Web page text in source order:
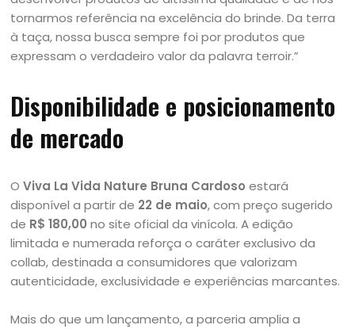
tornarmos referência na excelência do brinde. Da terra
à taça, nossa busca sempre foi por produtos que
expressam o verdadeiro valor da palavra terroir.”
Disponibilidade e posicionamento
de mercado
OViva La Vida Nature Bruna Cardoso estará
disponível a partir de 22 de maio, com preço sugerido
de R$ 180,00 no site oficial da vinícola. A edição
limitada e numerada reforça o caráter exclusivo da
collab, destinada a consumidores que valorizam
autenticidade, exclusividade e experiências marcantes.
Mais do que um lançamento, a parceria amplia a